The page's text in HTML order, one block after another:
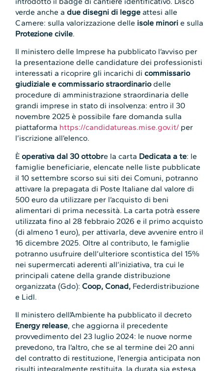
verde anche a due disegni di legge attesi alle
Camere: sulla valorizzazione delle isole minorie sulla
Protezione civile.
Il ministero delle Imprese ha pubblicato l’avviso per
la presentazione delle candidature dei professionisti
interessati a ricoprire gli incarichi dicommissario
giudiziale e commissario straordinariodelle
procedure di amministrazione straordinaria delle
grandi imprese in stato di insolvenza: entro il 30
novembre 2025 è possibile fare domanda sulla
piattaforma https://candidatureas.mise.gov.it/ per
l’iscrizione all’elenco.
Èoperativa dal 30 ottobre la carta Dedicata a te: le
famiglie beneficiarie, elencate nelle liste pubblicate
il 10 settembre scorso sui siti dei Comuni, potranno
attivare la prepagata di Poste Italiane dal valore di
500 euro da utilizzare per l’acquisto di beni
alimentari di prima necessità. La carta potrà essere
utilizzata fino al 28 febbraio 2026 e il primo acquisto
(di almeno 1 euro), per attivarla, deve avvenire entro il
16 dicembre 2025. Oltre al contributo, le famiglie
potranno usufruire dell’ulteriore scontistica del 15%
nei supermercati aderenti all’iniziativa, tra cui le
principali catene della grande distribuzione
organizzata (Gdo):Coop, Conad, Federdistribuzione
e Lidl.
Il ministero dell’Ambiente ha pubblicato il decreto
Energy release, che aggiorna il precedente
provvedimento del 23 luglio 2024: le nuove norme
prevedono, tra l’altro, che se al termine dei 20 anni
del contratto di restituzione, l’energia anticipata non
risulti integralmente restituita, la durata sia estesa